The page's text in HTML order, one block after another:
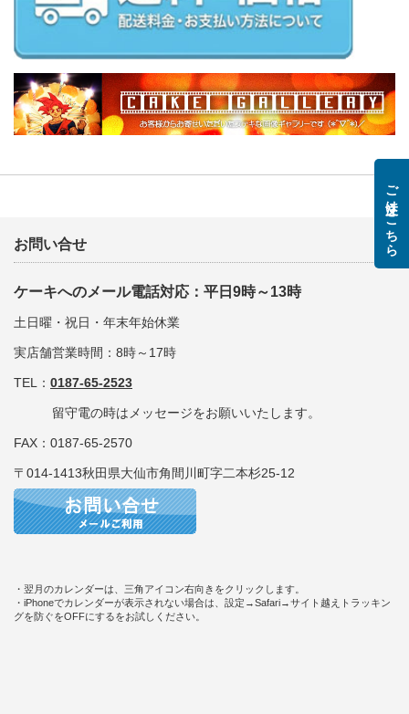
お問い合せ
ケーキへのメール電話対応：平日9時～13時
土日曜・祝日・年末年始休業
実店舗営業時間：8時～17時
TEL： 0187-65-2523
留守電の時はメッセージをお願いいたします。
FAX：0187-65-2570
〒014-1413秋田県大仙市角間川町字二本杉25-12
・翌月のカレンダーは、三角アイコン右向きをクリックします。
・iPhoneでカレンダーが表示されない場合は、設定→Safari→サイト越えトラッキン
グを防ぐをOFFにするをお試しください。
ご注文はこちら